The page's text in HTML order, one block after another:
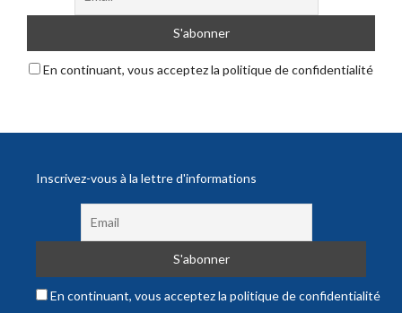
En continuant, vous acceptez la politique de confidentialité
Inscrivez-vous à la lettre d'informations
En continuant, vous acceptez la politique de confidentialité